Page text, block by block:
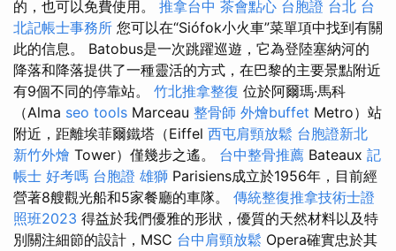
的，也可以免費使用。 推拿台中 茶會點心 台胞證 台北 台
北記帳士事務所 您可以在“Siófok小火車”菜單項中找到有關
此的信息。 Batobus是一次跳躍巡遊，它為登陸塞納河的
降落和降落提供了一種靈活的方式，在巴黎的主要景點附近
有9個不同的停靠站。 竹北推拿整復 位於阿爾瑪·馬科
（Alma seo tools Marceau 整骨師 外燴buffet Metro）站
附近，距離埃菲爾鐵塔（Eiffel 西屯肩頸放鬆 台胞證新北
新竹外燴 Tower）僅幾步之遙。 台中整骨推薦 Bateaux 記
帳士 好考嗎 台胞證 雄獅 Parisiens成立於1956年，目前經
營著8艘觀光船和5家餐廳的車隊。 傳統整復推拿技術士證
照班2023 得益於我們優雅的形狀，優質的天然材料以及特
別關注細節的設計，MSC 台中肩頸放鬆 Opera確實忠於其